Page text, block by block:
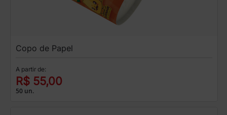
Copo de Papel
A partir de:
R$ 55,00
50 un.